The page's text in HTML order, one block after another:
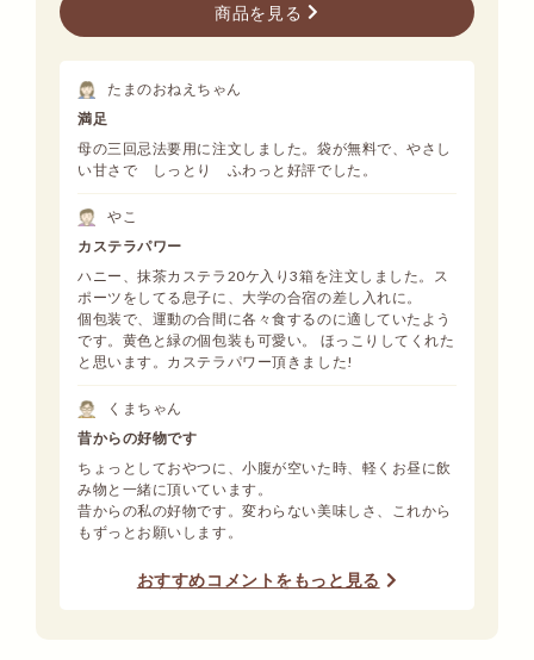
商品を見る
たまのおねえちゃん
満足
母の三回忌法要用に注文しました。袋が無料で、やさし
い甘さで しっとり ふわっと好評でした。
やこ
カステラパワー
ハニー、抹茶カステラ20ケ入り3箱を注文しました。ス
ポーツをしてる息子に、大学の合宿の差し入れに。
個包装で、運動の合間に各々食するのに適していたよう
です。黄色と緑の個包装も可愛い。 ほっこりしてくれた
と思います。カステラパワー頂きました!
くまちゃん
昔からの好物です
ちょっとしておやつに、小腹が空いた時、軽くお昼に飲
み物と一緒に頂いています。
昔からの私の好物です。変わらない美味しさ、これから
もずっとお願いします。
おすすめコメントをもっと見る